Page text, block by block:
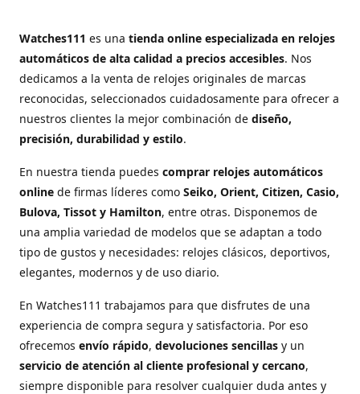
Watches111 es una tienda online especializada en relojes
automáticos de alta calidad a precios accesibles. Nos
dedicamos a la venta de relojes originales de marcas
reconocidas, seleccionados cuidadosamente para ofrecer a
nuestros clientes la mejor combinación de diseño,
precisión, durabilidad y estilo.
En nuestra tienda puedes comprar relojes automáticos
online de firmas líderes como Seiko, Orient, Citizen, Casio,
Bulova, Tissot y Hamilton, entre otras. Disponemos de
una amplia variedad de modelos que se adaptan a todo
tipo de gustos y necesidades: relojes clásicos, deportivos,
elegantes, modernos y de uso diario.
En Watches111 trabajamos para que disfrutes de una
experiencia de compra segura y satisfactoria. Por eso
ofrecemos envío rápido, devoluciones sencillas y un
servicio de atención al cliente profesional y cercano,
siempre disponible para resolver cualquier duda antes y